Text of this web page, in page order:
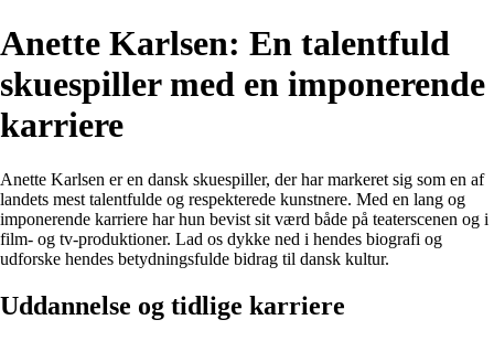
Anette Karlsen: En talentfuld
skuespiller med en imponerende
karriere
Anette Karlsen er en dansk skuespiller, der har markeret sig som en af
landets mest talentfulde og respekterede kunstnere. Med en lang og
imponerende karriere har hun bevist sit værd både på teaterscenen og i
film- og tv-produktioner. Lad os dykke ned i hendes biografi og
udforske hendes betydningsfulde bidrag til dansk kultur.
Uddannelse og tidlige karriere